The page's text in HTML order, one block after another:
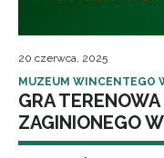
20 czerwca, 2025
MUZEUM WINCENTEGO
GRA
ZAGINIONEGO